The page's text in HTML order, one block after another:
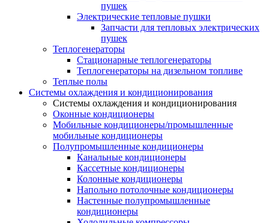
пушек
Электрические тепловые пушки
Запчасти для тепловых электрических
пушек
Теплогенераторы
Cтационарные теплогенераторы
Теплогенераторы на дизельном топливе
Теплые полы
Системы охлаждения и кондиционирования
Системы охлаждения и кондиционирования
Оконные кондиционеры
Мобильные кондиционеры/промышленные
мобильные кондиционеры
Полупромышленные кондиционеры
Канальные кондиционеры
Кассетные кондиционеры
Колонные кондиционеры
Напольно потолочные кондиционеры
Настенные полупромышленные
кондиционеры